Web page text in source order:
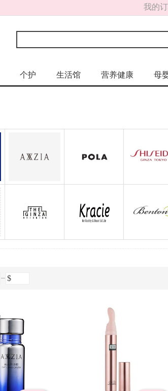
我的订
个护 生活馆 营养健康 母
$